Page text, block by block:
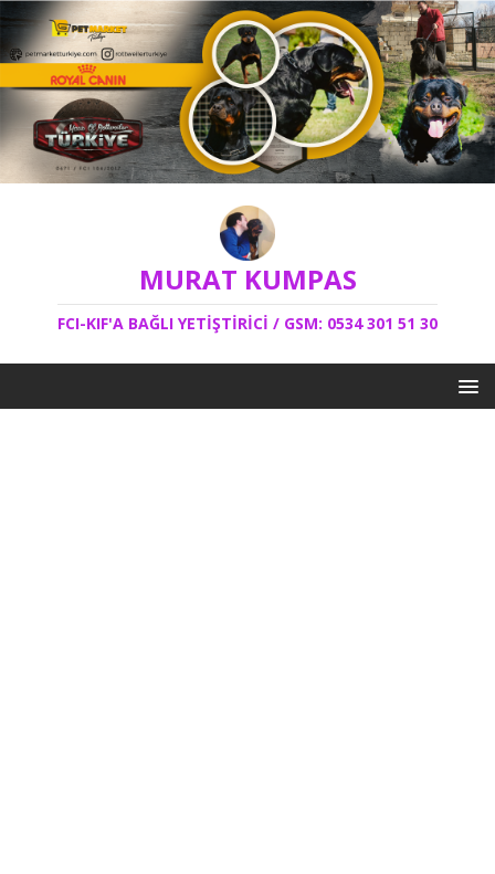
MURAT KUMPAS
FCI-KIF'A BAĞLI YETİŞTİRİCİ / GSM: 0534 301 51 30